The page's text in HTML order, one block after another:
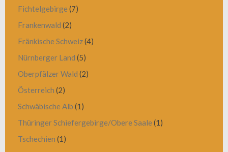
Fichtelgebirge (7)
Frankenwald (2)
Fränkische Schweiz(4)
Nürnberger Land (5)
Oberpfälzer Wald (2)
Österreich (2)
Schwäbische Alb (1)
Thüringer Schiefergebirge/Obere Saale (1)
Tschechien (1)